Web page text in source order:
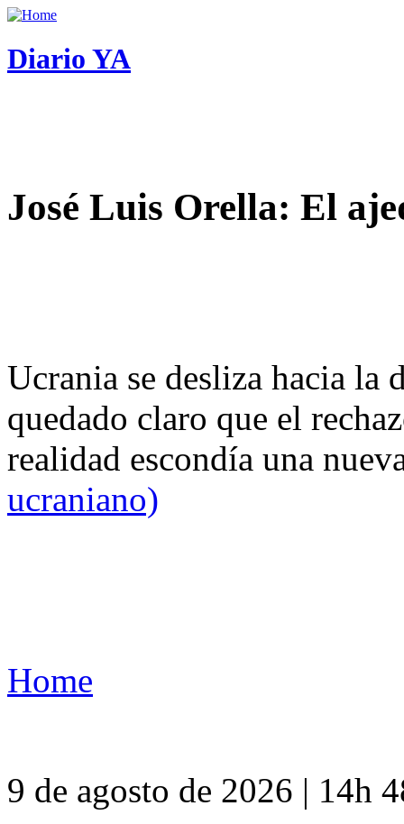
Diario YA
José Luis Orella: El
Ucrania se desliza hacia
quedado claro que el
realidad escondía una
ucraniano)
Home
9 de agosto de 2026 | 14h